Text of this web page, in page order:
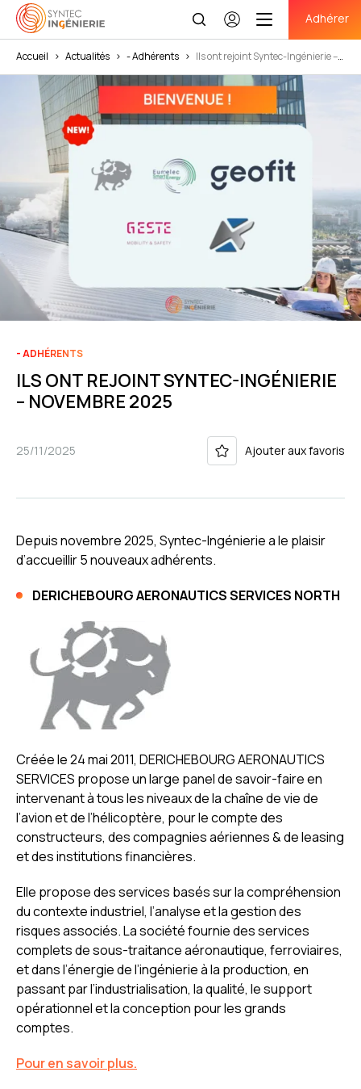
Se
connecter
Adhérer
Accueil > Actualités > - Adhérents > Ils ont rejoint Syntec-Ingénierie –
- ADHÉRENTS
ILS ONT REJOINT SYNTEC-INGÉNIERIE
– NOVEMBRE 2025
25/11/2025 Ajouter aux favoris
Depuis novembre 2025, Syntec-Ingénierie a le plaisir
d’accueillir 5 nouveaux adhérents.
DERICHEBOURG AERONAUTICS SERVICES NORTH
Créée le 24 mai 2011, DERICHEBOURG AERONAUTICS
SERVICES propose un large panel de savoir-faire en
intervenant à tous les niveaux de la chaîne de vie de
l’avion et de l’hélicoptère, pour le compte des
constructeurs, des compagnies aériennes & de leasing
et des institutions financières.
Elle propose des services basés sur la compréhension
du contexte industriel, l’analyse et la gestion des
risques associés. La société fournie des services
complets de sous-traitance aéronautique, ferroviaires,
et dans l’énergie de l’ingénierie à la production, en
passant par l’industrialisation, la qualité, le support
opérationnel et la conception pour les grands
comptes.​
Pour en savoir plus.